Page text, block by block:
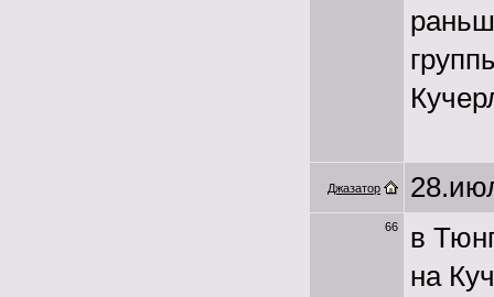
Джазатор
66
в
на